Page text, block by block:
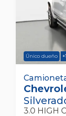
Único dueño +1
Chevrolet
4p
3.0 HIGH